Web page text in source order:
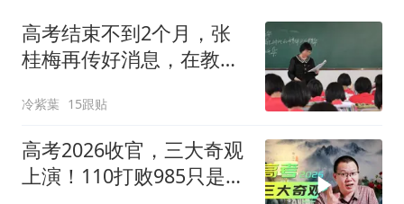
高考结束不到2个月，张
桂梅再传好消息，在教育
冷紫葉 15跟贴
高考2026收官，三大奇观
上演！110打败985只是其